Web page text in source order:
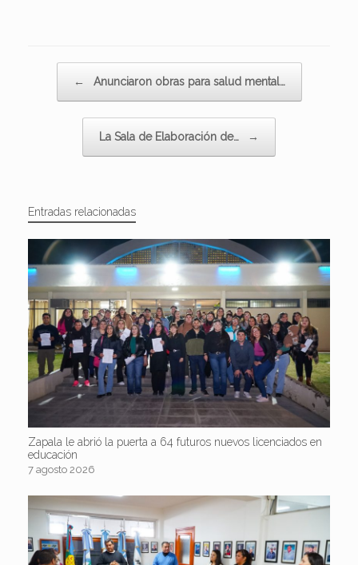
← Anunciaron obras para salud mental…
La Sala de Elaboración de… →
Entradas relacionadas
Zapala le abrió la puerta a 64 futuros nuevos licenciados en
educación
7 agosto 2026